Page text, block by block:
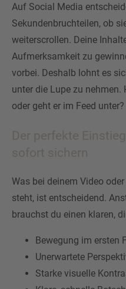
Auf Social Media
Sekundenbruchteilen, ob
weiterscrollen. Deine
Aufmerksamkeit zu
vorbei. Deshalb lohnt es
unter die Lupe zu
oder geht er im Feed unter?
Der perfekte
sofort sichern
Was bei deinem Video
steht, ist entscheidend.
brauchst du einen klaren,
Bewegung im ersten
Unerwartete
Starke visuelle